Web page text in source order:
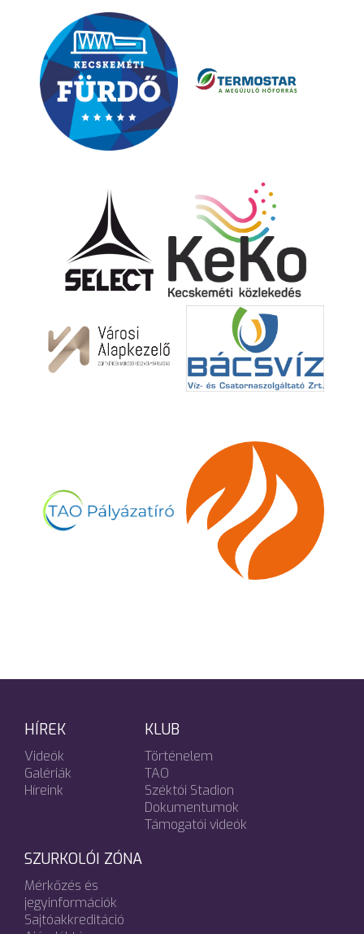
HÍREK
Videók
Galériák
Híreink
KLUB
Történelem
TAO
Széktói Stadion
Dokumentumok
Támogatói videók
SZURKOLÓI ZÓNA
Mérkőzés és
jegyinformációk
Sajtóakkreditáció